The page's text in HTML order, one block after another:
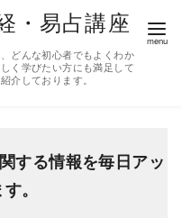
・易占講座
どんな初心者でもよくわか
く学びたい方にも満足して
介しております。
する情報を毎日アッ
。